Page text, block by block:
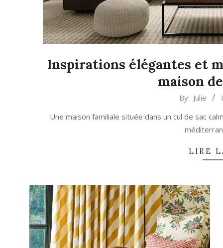
Inspirations élégantes et
maison
By: Julie
Une maison familiale située dans un cul de sac
LIRE